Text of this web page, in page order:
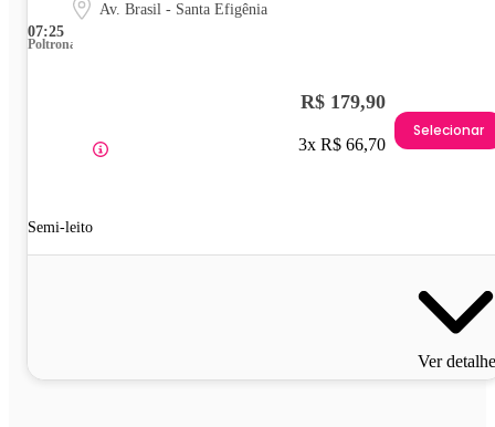
07:25
Av. Brasil - Santa Efigênia
Poltrona
Semi-leito
R$ 179,90
3x R$ 66,70
Selecionar
Ver